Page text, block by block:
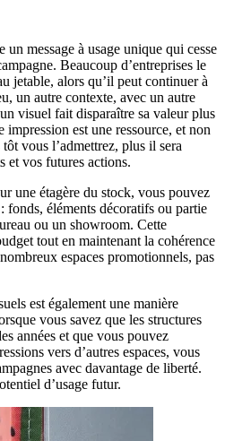
un message à usage unique qui cesse
Beaucoup d’entreprises le
jetable, alors qu’il peut continuer à
un autre contexte, avec un autre
visuel fait disparaître sa valeur plus
est une ressource, et non
vous l’admettrez, plus il sera
et vos futures actions.
une étagère du stock, vous pouvez
éléments décoratifs ou partie
ou un showroom. Cette
tout en maintenant la cohérence
espaces promotionnels, pas
est également une manière
vous savez que les structures
années et que vous pouvez
vers d’autres espaces, vous
avec davantage de liberté.
d’usage futur.